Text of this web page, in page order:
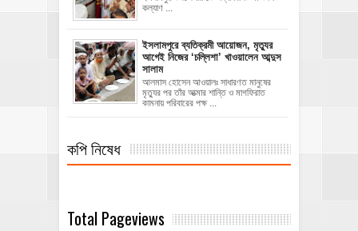
কল্যাণ ...
‎ইসলামপুরে ব্যতিক্রমী আয়োজন, মৃত্যুর
আগেই নিজের ‘চল্লিশা’ খাওয়ালেন আব্দুস
সালাম
আলমাস হোসেন আওয়ালঃ ‎​সাধারণত মানুষের
মৃত্যুর পর তাঁর আত্মার শান্তি ও মাগফিরাত
কামনায় পরিবারের পক্ষ ...
কপি নিষেধ
Total Pageviews